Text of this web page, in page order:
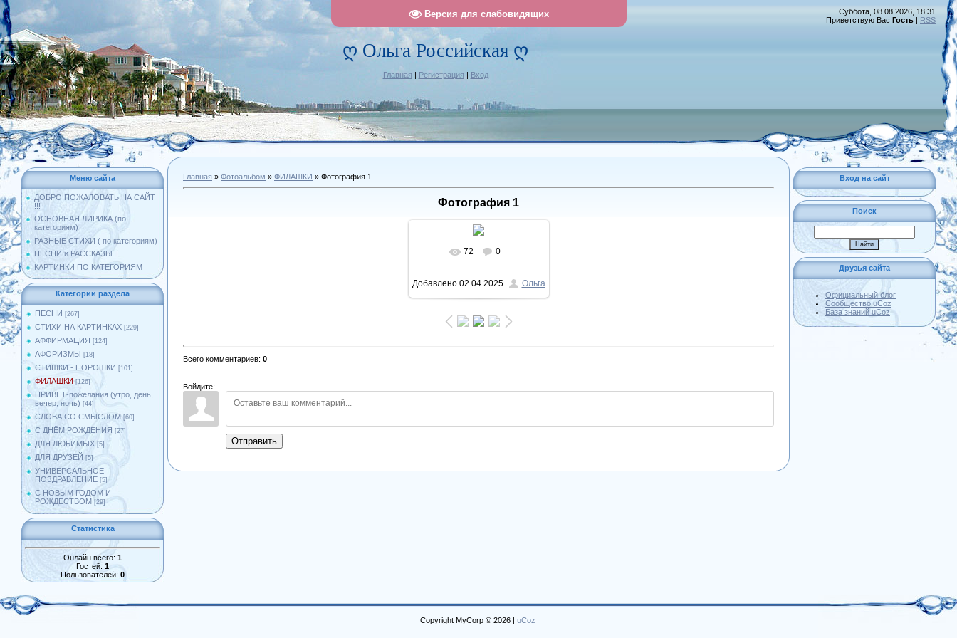
Версия для слабовидящих
ღ Ольга Российская ღ
Главная | Регистрация | Вход
Суббота, 08.08.2026, 18:31
Приветствую Вас Гость | RSS
Меню сайта
ДОБРО ПОЖАЛОВАТЬ НА САЙТ
!!!
ОСНОВНАЯ ЛИРИКА (по
категориям)
РАЗНЫЕ СТИХИ ( по категориям)
ПЕСНИ и РАССКАЗЫ
КАРТИНКИ ПО КАТЕГОРИЯМ
Категории раздела
ПЕСНИ [267]
СТИХИ НА КАРТИНКАХ [229]
АФФИРМАЦИЯ [124]
АФОРИЗМЫ [18]
СТИШКИ - ПОРОШКИ [101]
ФИЛАШКИ [126]
ПРИВЕТ-пожелания (утро, день,
вечер, ночь) [44]
СЛОВА СО СМЫСЛОМ [60]
С ДНЁМ РОЖДЕНИЯ [27]
ДЛЯ ЛЮБИМЫХ [5]
ДЛЯ ДРУЗЕЙ [5]
УНИВЕРСАЛЬНОЕ
ПОЗДРАВЛЕНИЕ [5]
С НОВЫМ ГОДОМ И
РОЖДЕСТВОМ [29]
Статистика
Онлайн всего: 1
Гостей: 1
Пользователей: 0
Главная » Фотоальбом » ФИЛАШКИ » Фотография 1
Фотография 1
В реальном размере
1012x1214/ 163.8Kb
72 0
Добавлено02.04.2025 Ольга
Всего комментариев: 0
Войдите:
Отправить
Вход на сайт
Поиск
Друзья сайта
Официальный блог
Сообщество uCoz
База знаний uCoz
Copyright MyCorp © 2026 | uCoz